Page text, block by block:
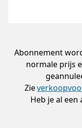
Abonnement
normale prijs
Zie
Heb je al